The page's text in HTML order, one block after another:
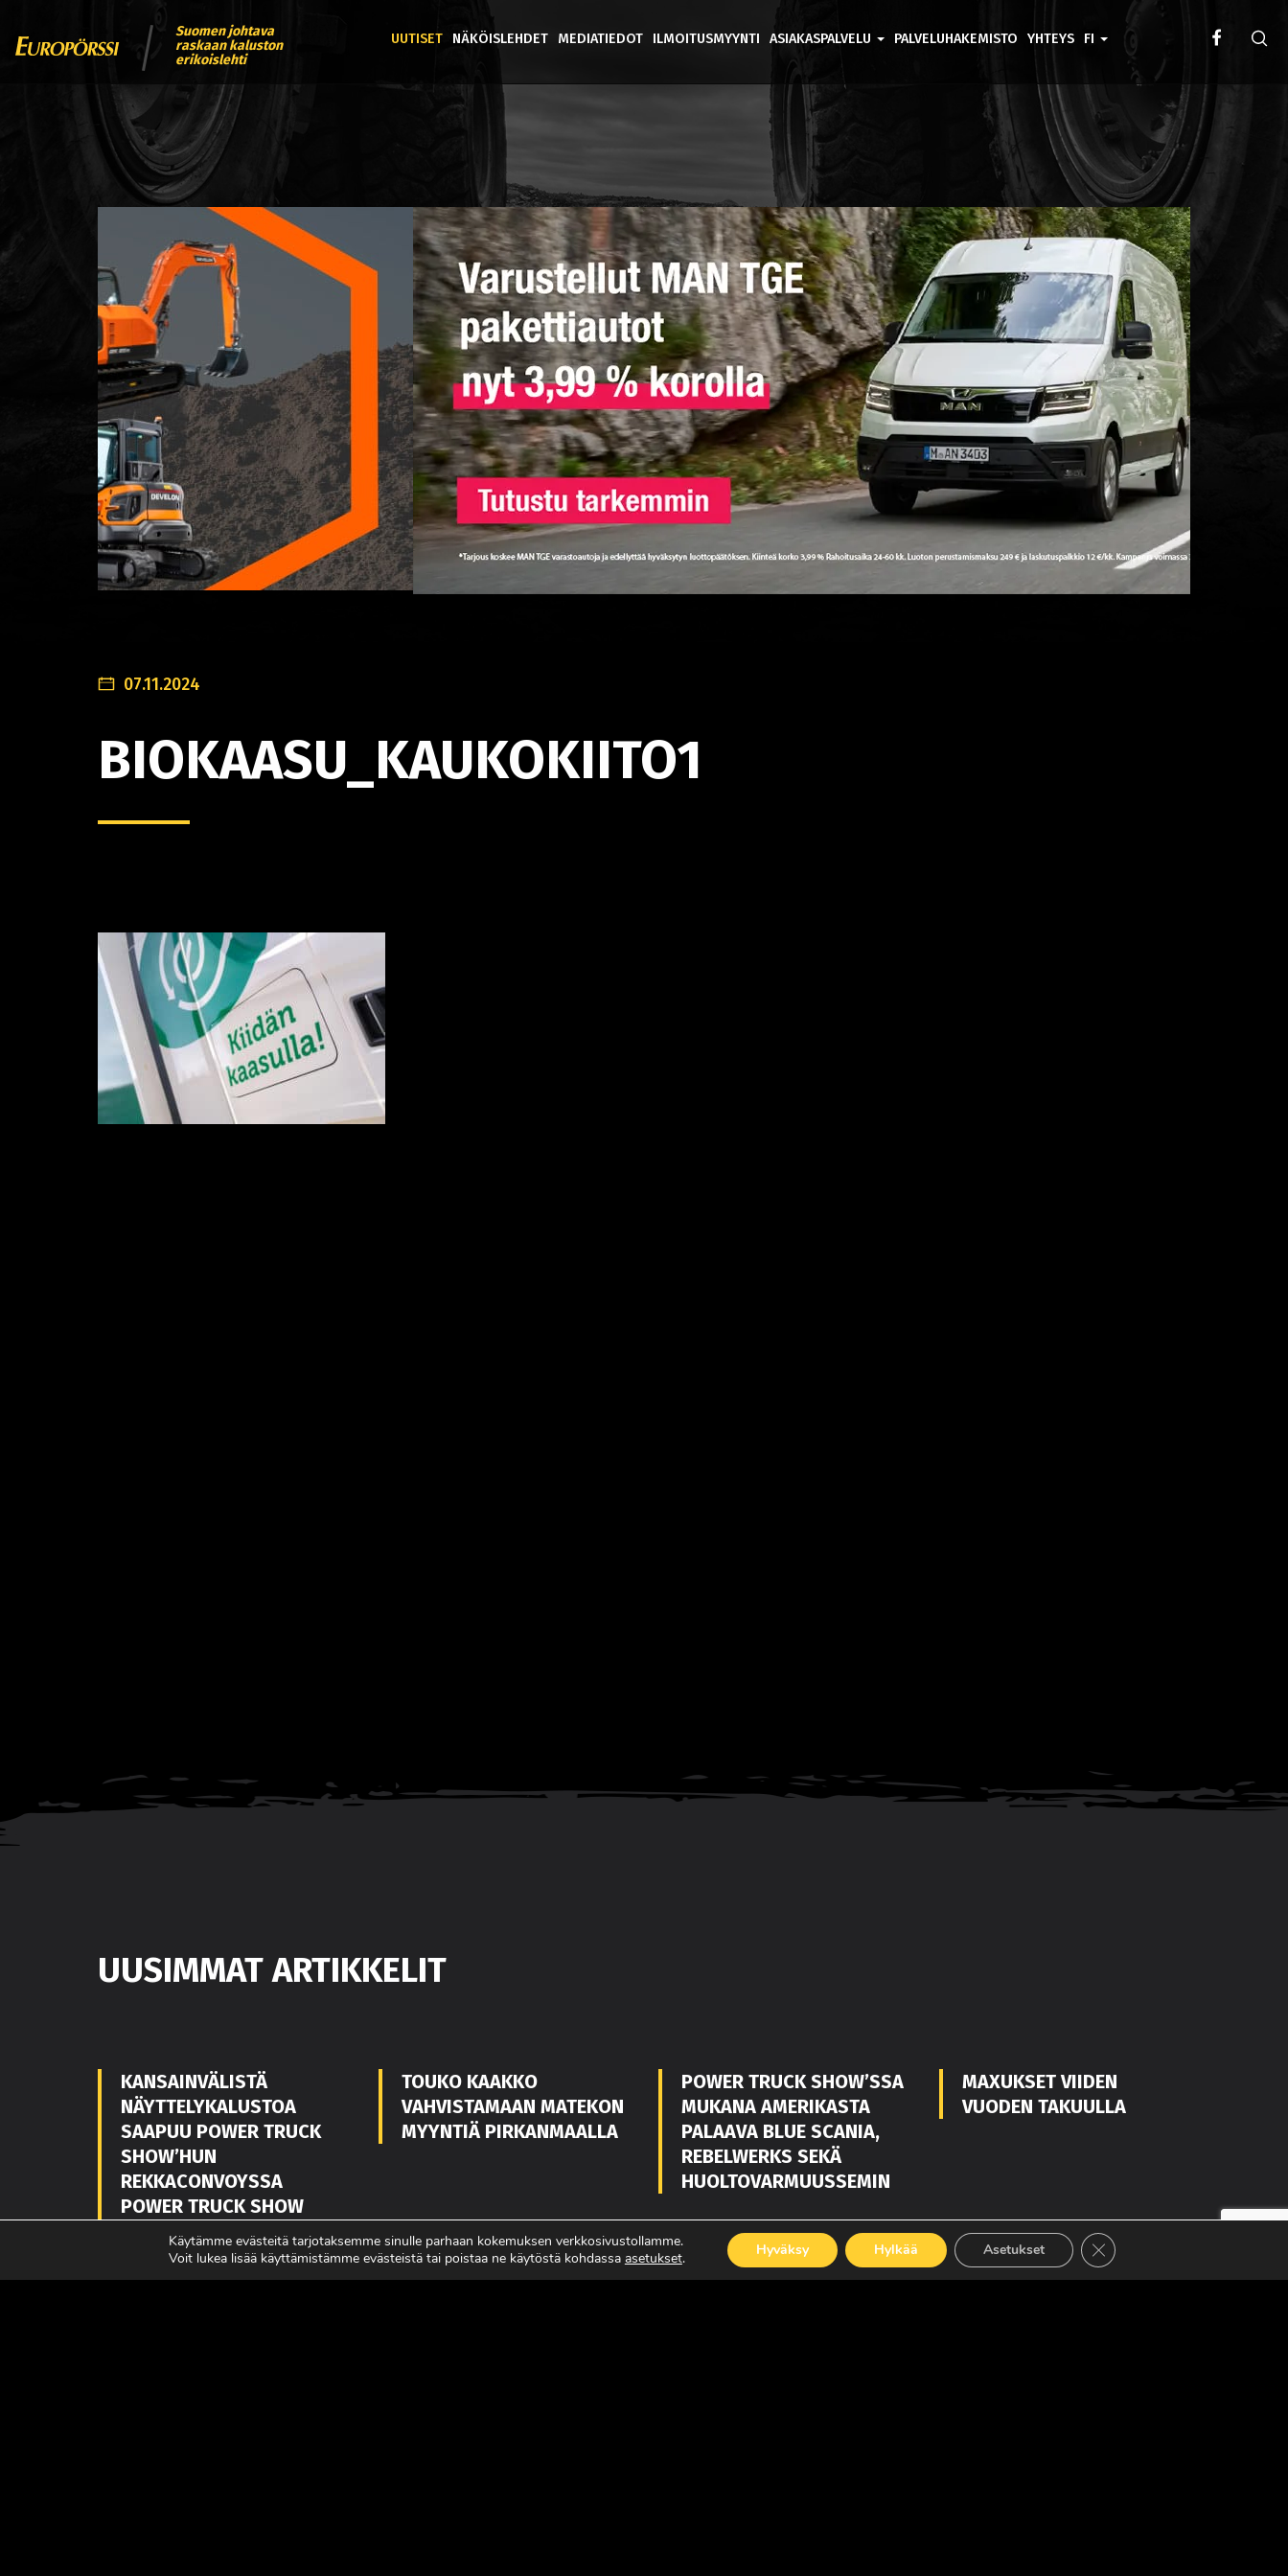
Suomen johtava
raskaan kaluston
erikoislehti
UUTISET NÄKÖISLEHDET MEDIATIEDOT ILMOITUSMYYNTI ASIAKASPALVELU PALVELUHAKEMISTO YHTEYS FI
07.11.2024
BIOKAASU_KAUKOKIITO1
UUSIMMAT ARTIKKELIT
KANSAINVÄLISTÄ
NÄYTTELYKALUSTOA
SAAPUU POWER TRUCK
SHOW’HUN
REKKACONVOYSSA
POWER TRUCK SHOW
7.-8.8.2
LUE LISÄÄ
TOUKO KAAKKO
VAHVISTAMAAN MATEKON
MYYNTIÄ PIRKANMAALLA
LUE LISÄÄ
POWER TRUCK SHOW’SSA
MUKANA AMERIKASTA
PALAAVA BLUE SCANIA,
REBELWERKS SEKÄ
HUOLTOVARMUUSSEMIN
LUE LISÄÄ
MAXUKSET VIIDEN
VUODEN TAKUULLA
LUE LISÄÄ
Käytämme evästeitä tarjotaksemme sinulle parhaan kokemuksen verkkosivustollamme.
Voit lukea lisää käyttämistämme evästeistä tai poistaa ne käytöstä kohdassa asetukset. Hyväksy Hylkää Asetukset Sulje evästebanneri